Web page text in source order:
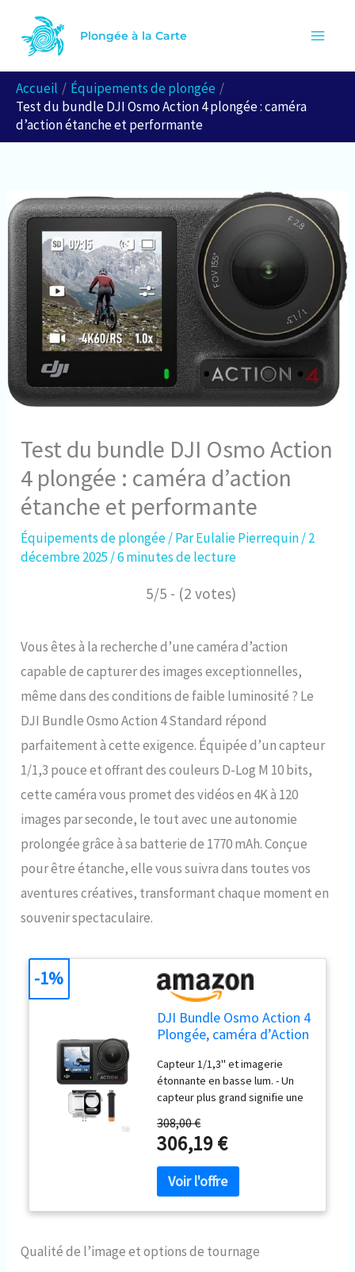
contenu
Plongée à la Carte
Accueil
Équipements de plongée
Test du bundle DJI Osmo Action 4 plongée : caméra
d’action étanche et performante
Test du bundle DJI Osmo Action
4 plongée : caméra d’action
étanche et performante
Équipements de plongée/ ParEulalie Pierrequin/2
décembre 2025 /6 minutes de lecture
5/5 - (2 votes)
Vous êtes à la recherche d’une caméra d’action
capable de capturer des images exceptionnelles,
même dans des conditions de faible luminosité ? Le
DJI Bundle Osmo Action 4 Standard répond
parfaitement à cette exigence. Équipée d’un capteur
1/1,3 pouce et offrant des couleurs D-Log M 10 bits,
cette caméra vous promet des vidéos en 4K à 120
images par seconde, le tout avec une autonomie
prolongée grâce à sa batterie de 1770 mAh. Conçue
pour être étanche, elle vous suivra dans toutes vos
aventures créatives, transformant chaque moment en
souvenir spectaculaire.
DJI Bundle Osmo Action 4
Plongée, caméra d’Action
Capteur 1/1,3'' et imagerie
étonnante en basse lum. - Un
capteur plus grand signifie une
rendu optimal de séquences
avec la cam. d’action 4K, à tout
moment/endroit. Suppression
efficace du bruit d’img en faible
lumin. Performance de couleur
D-Log M 10 bits - Facilite le post-
clarté et de détails.
L’étalonnage des couleurs et le
308,00 €
306,19 €
-1%
Qualité de l’image et options de tournage
e
h
e
r
h
e
r